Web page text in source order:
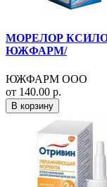
МОРЕЛОР КСИЛО
ЮЖФАРМ/
ЮЖФАРМ ООО
от 140.00 р.
В корзину